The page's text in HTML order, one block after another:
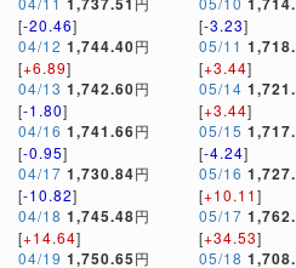
[-20.46]
04/12 1,744.40円
[+6.89]
04/13 1,742.60円
[-1.80]
04/16 1,741.66円
[-0.95]
04/17 1,730.84円
[-10.82]
04/18 1,745.48円
[+14.64]
04/19 1,750.65円
[-3.23]
05/11
[+3.44]
05/14
[+3.44]
05/15
[-4.24]
05/16
[+10.11]
05/17
[+34.53]
05/18